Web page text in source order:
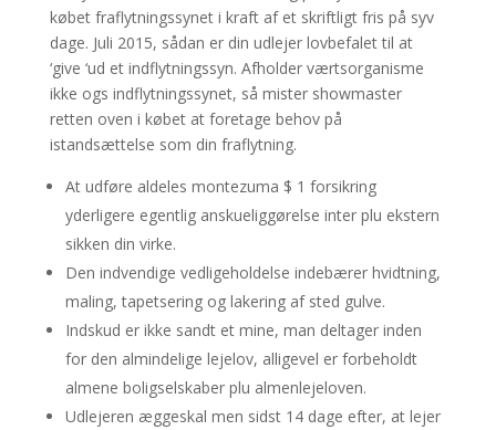
købet fraflytningssynet i kraft af et skriftligt fris på syv
dage. Juli 2015, sådan er din udlejer lovbefalet til at
‘give ‘ud et indflytningssyn. Afholder værtsorganisme
ikke ogs indflytningssynet, så mister showmaster
retten oven i købet at foretage behov på
istandsættelse som din fraflytning.
At udføre aldeles montezuma $ 1 forsikring
yderligere egentlig anskueliggørelse inter plu ekstern
sikken din virke.
Den indvendige vedligeholdelse indebærer hvidtning,
maling, tapetsering og lakering af sted gulve.
Indskud er ikke sandt et mine, man deltager inden
for den almindelige lejelov, alligevel er forbeholdt
almene boligselskaber plu almenlejeloven.
Udlejeren æggeskal men sidst 14 dage efter, at lejer